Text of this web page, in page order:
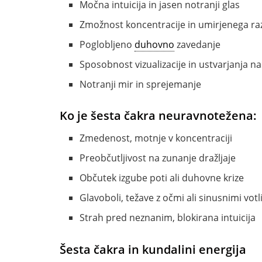
Močna intuicija in jasen notranji glas
Zmožnost koncentracije in umirjenega
Poglobljeno duhovno zavedanje
Sposobnost vizualizacije in ustvarjanja
Notranji mir in sprejemanje
Ko je šesta čakra neuravnotežena:
Zmedenost, motnje v koncentraciji
Preobčutljivost na zunanje dražljaje
Občutek izgube poti ali duhovne krize
Glavoboli, težave z očmi ali sinusnimi
Strah pred neznanim, blokirana intuicija
Šesta čakra in kundalini energija